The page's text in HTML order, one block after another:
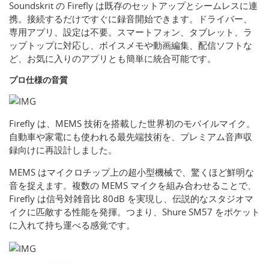
Soundskrit の Firefly は既存のセットアップとシームレスに連
携。接続するだけですぐに録音開始できます。ドライバー、
専用アプリ、設定は不要。スマートフォン、タブレット、ラ
ップトップに対応し、ボイスメモや動画編集、配信ソフトな
ど、お気に入りのアプリとも簡単に統合可能です。
プロ仕様の音質
Firefly は、MEMS 技術を搭載した世界初のモバイルマイク。
自動車や家電にも使われる最先端技術を、プレミアム音声収
録向けに再設計しました。
MEMS はマイクロチップ上の超小型機械で、驚くほど鮮明な
音を捉えます。複数の MEMS マイクを組み合わせることで、
Firefly は信号対雑音比 80dB を実現し、伝説的なスタジオマ
イクに匹敵する性能を発揮。つまり、Shure SM57 をポケット
に入れて持ち運べる感覚です。